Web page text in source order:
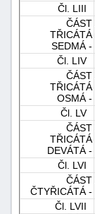
Čl. LIII
ČÁST
TŘICÁTÁ
SEDMÁ -
Čl. LIV
ČÁST
TŘICÁTÁ
OSMÁ -
Čl. LV
ČÁST
TŘICÁTÁ
DEVÁTÁ -
Čl. LVI
ČÁST
ČTYŘICÁTÁ -
Čl. LVII